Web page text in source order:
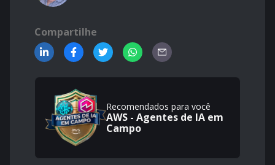
Compartilhe
Recomendados para você
AWS - Agentes de IA em
Campo